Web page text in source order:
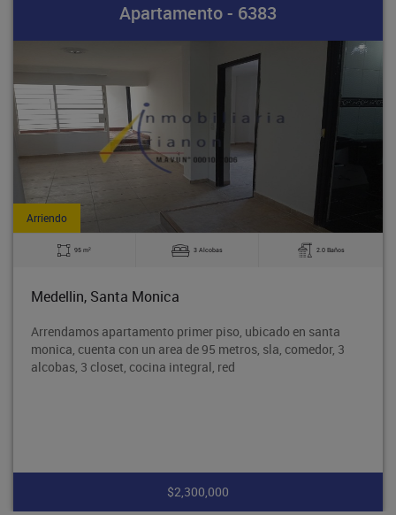
Apartamento - 6383
Arriendo
95 m2 3 Alcobas 2.0 Baños
Medellin, Santa Monica
Arrendamos apartamento primer piso, ubicado en santa
monica, cuenta con un area de 95 metros, sla, comedor, 3
alcobas, 3 closet, cocina integral, red
$2,300,000